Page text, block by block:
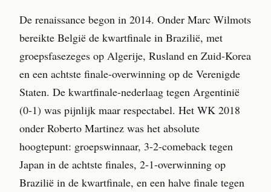
De renaissance begon in 2014. Onder Marc Wilmots
bereikte België de kwartfinale in Brazilië, met
groepsfasezeges op Algerije, Rusland en Zuid-Korea
en een achtste finale-overwinning op de Verenigde
Staten. De kwartfinale-nederlaag tegen Argentinië
(0-1) was pijnlijk maar respectabel. Het WK 2018
onder Roberto Martinez was het absolute
hoogtepunt: groepswinnaar, 3-2-comeback tegen
Japan in de achtste finales, 2-1-overwinning op
Brazilië in de kwartfinale, en een halve finale tegen